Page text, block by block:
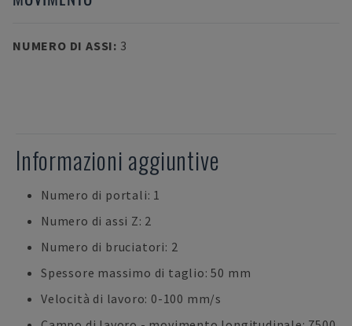
NUMERO DI ASSI: 3
Informazioni aggiuntive
Numero di portali: 1
Numero di assi Z: 2
Numero di bruciatori: 2
Spessore massimo di taglio: 50 mm
Velocità di lavoro: 0-100 mm/s